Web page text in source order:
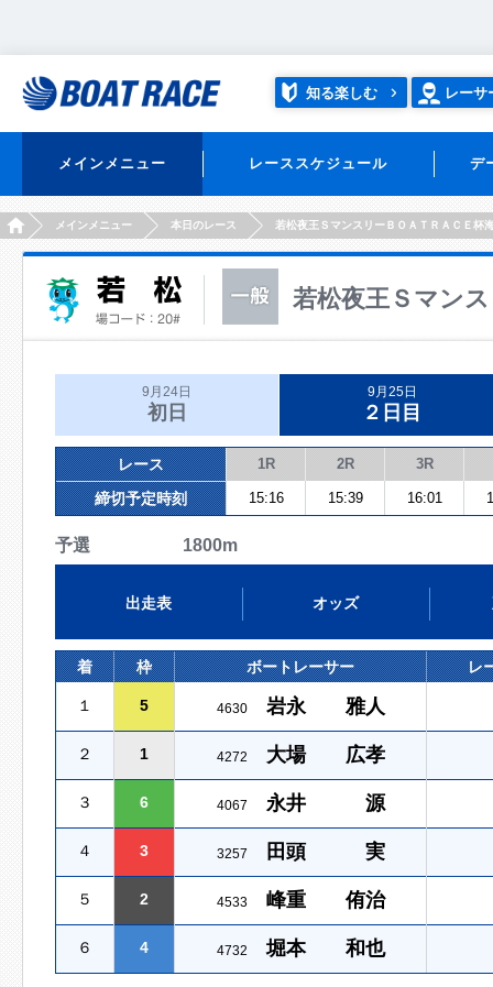
知る楽しむ レーサ
メインメニュー レーススケジュール デ
HOMEメインメニュー 本日のレース 若松夜王ＳマンスリーＢＯＡＴＲＡＣＥ杯
若松夜王Ｓマン
9月24日
初日
9月25日
２日目
レース 1R 2R 3R
締切予定時刻 15:16 15:39 16:01
予選 1800m
出走表 オッズ
着 枠 ボートレーサー レ
１ 5 4630 岩永 雅人
２ 1 4272 大場 広孝
３ 6 4067 永井 源
４ 3 3257 田頭 実
５ 2 4533 峰重 侑治
６ 4 4732 堀本 和也